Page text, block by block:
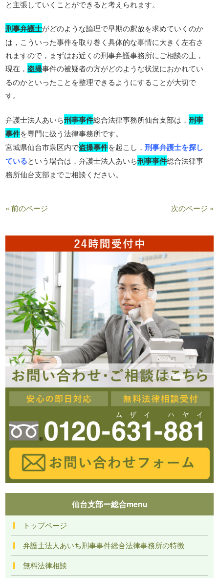
と主張していくことができると考えられます。
刑事弁護士がどのような論理で早期の釈放を求めていくのか
は，こういった事件を取り巻く具体的な事情に大きく左右さ
れますので，まずはお近くの刑事弁護事務所にご相談の上，
現在，盗撮事件の被疑者の方がどのような状況におかれてい
るのかといったことを整理できるようにすることが大切で
す。
弁護士法人あいち刑事事件総合法律事務所仙台支部は，刑事
事件を専門に扱う法律事務所です。
宮城県仙台市泉区内で盗撮事件を起こし，刑事弁護士を探し
ているという場合は，弁護士法人あいち刑事事件総合法律事
務所仙台支部までご相談ください。
« 前のページ 次のページ »
仙台支部ー総合menu
トップページ
弁護士法人あいち刑事事件総合法律事務所の特徴
無料法律相談